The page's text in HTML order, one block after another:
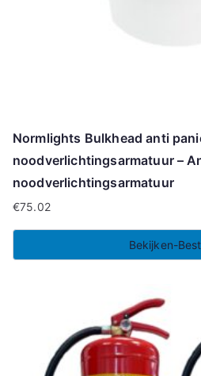
Normlights Bulkhead anti
noodverlichtingsarmatuur –
noodverlichtingsarmatuur
€75.02
Bekijken-